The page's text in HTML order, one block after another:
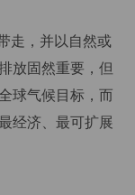
走，并以自然或
放固然重要，但
球气候目标，而
经济、最可扩展